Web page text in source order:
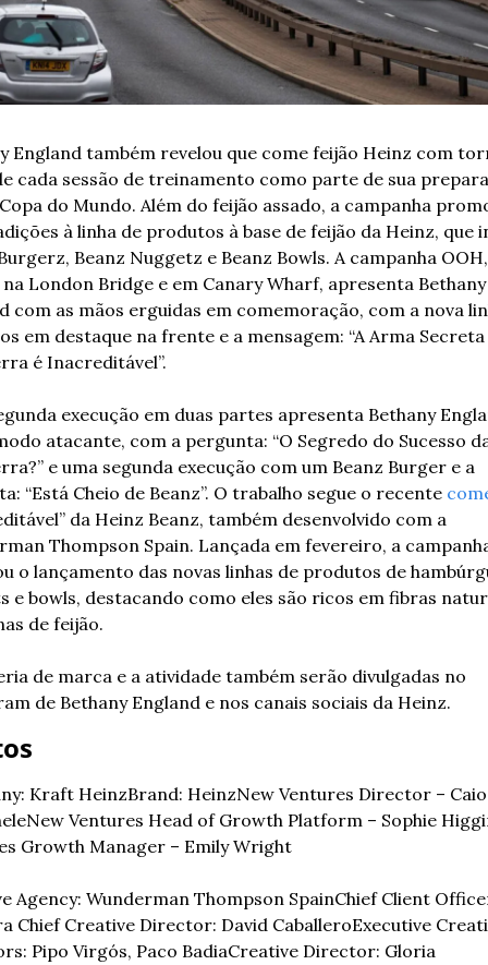
England também revelou que come feijão Heinz com
cada sessão de treinamento como parte de sua
do Mundo. Além do feijão assado, a campanha
à linha de produtos à base de feijão da Heinz, que
Beanz Nuggetz e Beanz Bowls. A campanha OOH,
na London Bridge e em Canary Wharf, apresenta Bethany
com as mãos erguidas em comemoração, com a nova
em destaque na frente e a mensagem: “A Arma Secreta
é Inacreditável”.
execução em duas partes apresenta Bethany
atacante, com a pergunta: “O Segredo do Sucesso
e uma segunda execução com um Beanz Burger e a
“Está Cheio de Beanz”. O trabalho segue o recente
da Heinz Beanz, também desenvolvido com a
Thompson Spain. Lançada em fevereiro, a
o lançamento das novas linhas de produtos de
e bowls, destacando como eles são ricos em fibras
de feijão.
de marca e a atividade também serão divulgadas no
de Bethany England e nos canais sociais da Heinz.
Kraft HeinzBrand: HeinzNew Ventures Director – Caio
New Ventures Head of Growth Platform – Sophie
Growth Manager – Emily Wright
Agency: Wunderman Thompson SpainChief Client
Chief Creative Director: David CaballeroExecutive
Pipo Virgós, Paco BadiaCreative Director: Gloria